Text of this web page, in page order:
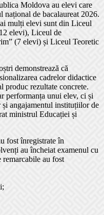
Moldova au elevi care
național de bacalaureat 2026.
mulți elevi sunt din Liceul
elevi), Liceul de
(7 elevi) și Liceul Teoretic
demonstrează că
cadrelor didactice
produc rezultate concrete.
performanța unui elev, ci și
angajamentul instituțiilor de
ministrul Educației și
fost înregistrate în
au încheiat examenul cu
au fost